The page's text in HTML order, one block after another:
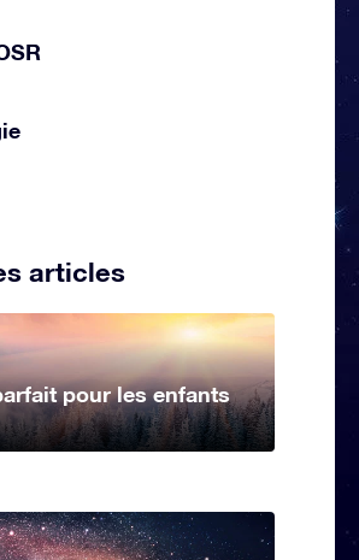
articles
pour les enfants